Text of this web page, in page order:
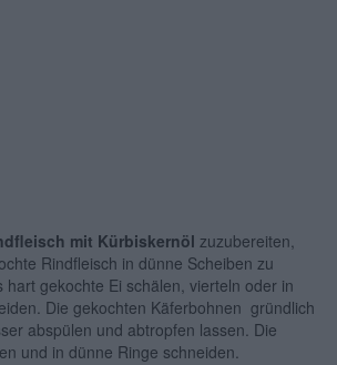
mit Kürbiskernöl zuzubereiten,
Rindfleisch in dünne Scheiben zu
hart gekochte Ei schälen, vierteln oder in
Die gekochten Käferbohnen gründlich
abspülen und abtropfen lassen. Die
und in dünne Ringe schneiden.